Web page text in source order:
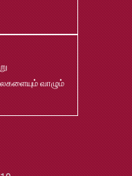
Temporary-Basis
சேர்க்கை விவரக் கையேடு
pdf
வாழும்